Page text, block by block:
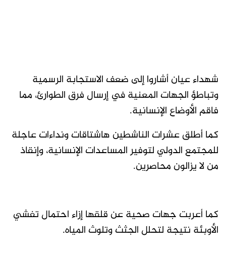
شهداء عيان أشاروا إلى ضعف الاستجابة الرسمية
وتباطؤ الجهات المعنية في إرسال فرق الطوارئ، مما
فاقم الأوضاع الإنسانية.
كما أطلق عشرات الناشطين هاشتاقات ونداءات عاجلة
للمجتمع الدولي لتوفير المساعدات الإنسانية، وإنقاذ
من لا يزالون محاصرين.
كما أعربت جهات صحية عن قلقها إزاء احتمال تفشي
الأوبئة نتيجة لتحلل الجثث وتلوث المياه.